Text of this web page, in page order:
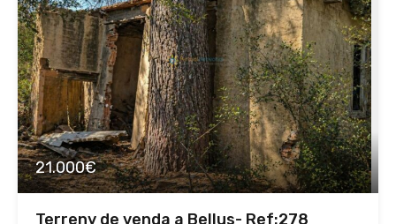
21.000€
Terreny de venda a Bellus- Ref:278